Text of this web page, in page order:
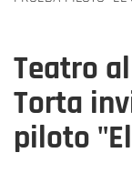
Teatro
Torta
piloto